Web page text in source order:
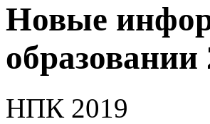
Новые
образовании
НПК 2019